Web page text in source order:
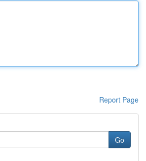
Report Page
Go